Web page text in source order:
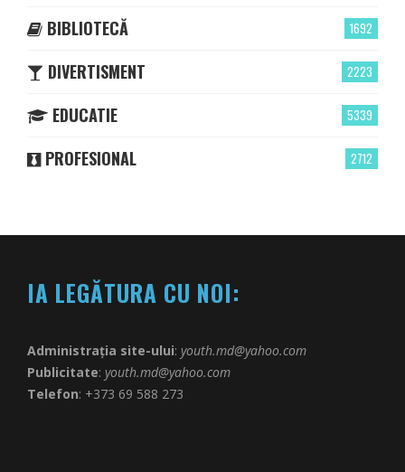
1692
BIBLIOTECĂ
2223
DIVERTISMENT
5339
EDUCATIE
2712
PROFESIONAL
IA LEGĂTURA CU NOI:
Administrația site-ului: youth.md@yahoo.com
Publicitate: youth.md@yahoo.com
Telefon: +373 69 588 273